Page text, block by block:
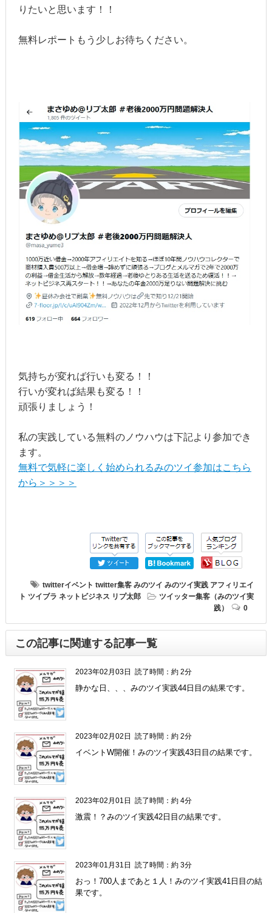
りたいと思います！！
無料レポートもう少しお待ちください。
気持ちが変れば行いも変る！！
行いが変れば結果も変る！！
頑張りましょう！
私の実践している無料のノウハウは下記より参加でき
ます。
無料で気軽に楽しく始められるみのツイ参加はこちら
から＞＞＞＞
twitterイベント twitter集客 みのツイ みのツイ実践 アフィリエイ
ト ツイブラ ネットビジネス リプ太郎
ツイッター集客（みのツイ実
践）
0
この記事に関連する記事一覧
2023年02月03日 読了時間：約 2分
静かな日、、、みのツイ実践44日目の結果です。
2023年02月02日 読了時間：約 2分
イベントW開催！みのツイ実践43日目の結果です。
2023年02月01日 読了時間：約 4分
激震！？みのツイ実践42日目の結果です。
2023年01月31日 読了時間：約 3分
おっ！700人まであと１人！みのツイ実践41日目の結
果です。